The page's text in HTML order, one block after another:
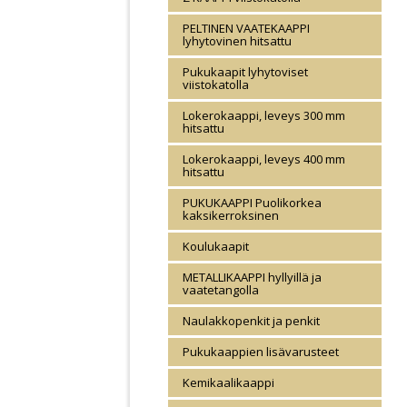
PELTINEN VAATEKAAPPI
lyhytovinen hitsattu
Pukukaapit lyhytoviset
viistokatolla
Lokerokaappi, leveys 300 mm
hitsattu
Lokerokaappi, leveys 400 mm
hitsattu
PUKUKAAPPI Puolikorkea
kaksikerroksinen
Koulukaapit
METALLIKAAPPI hyllyillä ja
vaatetangolla
Naulakkopenkit ja penkit
Pukukaappien lisävarusteet
Kemikaalikaappi